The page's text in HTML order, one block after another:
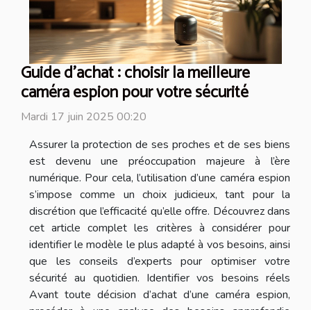
Guide d'achat : choisir la meilleure
caméra espion pour votre sécurité
Mardi 17 juin 2025 00:20
Assurer la protection de ses proches et de ses biens
est devenu une préoccupation majeure à l’ère
numérique. Pour cela, l’utilisation d’une caméra espion
s’impose comme un choix judicieux, tant pour la
discrétion que l’efficacité qu’elle offre. Découvrez dans
cet article complet les critères à considérer pour
identifier le modèle le plus adapté à vos besoins, ainsi
que les conseils d’experts pour optimiser votre
sécurité au quotidien. Identifier vos besoins réels
Avant toute décision d’achat d’une caméra espion,